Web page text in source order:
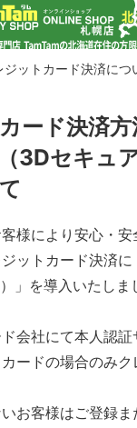
ジットカード決済につ
ード決済
3Dセキュ
様により安心・
ットカード決済
」を導入いたしま
会社にて本人認
ードの場合のみ
お客様はご登録